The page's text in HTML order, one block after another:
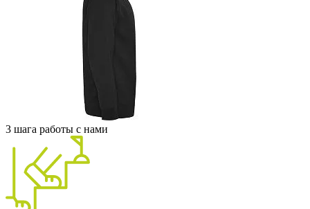
3 шага работы с нами